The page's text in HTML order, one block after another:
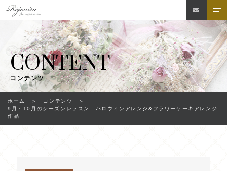
CONTENT
コンテンツ
ホーム
コンテンツ
9月・10月のシーズンレッスン ハロウィンアレンジ&フラワーケーキアレンジ
作品